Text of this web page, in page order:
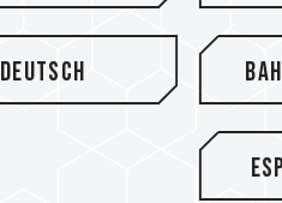
Deutsch